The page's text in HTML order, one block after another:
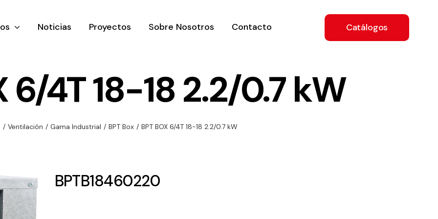
y
de
y
Ventilación
ventilación
Iluminación
Noticias Proyectos Sobre Nosotros Contacto Catálogos
6/4T 18-18 2.2/0.7 kW
/ Ventilación / Gama Industrial / BPT Box / BPT BOX 6/4T 18-18 2.2/0.7 kW
BPTB18460220